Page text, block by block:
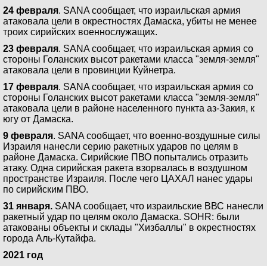
24 февраля. SANA сообщает, что израильская армия
атаковала цели в окрестностях Дамаска, убиты не менее
троих сирийских военнослужащих.
23 февраля. SANA сообщает, что израильская армия со
стороны Голанских высот ракетами класса "земля-земля"
атаковала цели в провинции Куйнетра.
17 февраля. SANA сообщает, что израильская армия со
стороны Голанских высот ракетами класса "земля-земля"
атаковала цели в районе населенного пункта аз-Закия, к
югу от Дамаска.
9 февраля. SANA сообщает, что военно-воздушные силы
Израиля нанесли серию ракетных ударов по целям в
районе Дамаска. Сирийские ПВО попытались отразить
атаку. Одна сирийская ракета взорвалась в воздушном
пространстве Израиля. После чего ЦАХАЛ нанес удары
по сирийским ПВО.
31 января. SANA сообщает, что израильские ВВС нанесли
ракетный удар по целям около Дамаска. SOHR: были
атакованы объекты и склады "Хизбаллы" в окрестностях
города Аль-Кутайфа.
2021 год